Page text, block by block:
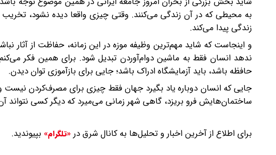
به محیطی که در آن زندگی می‌کنند. وقتی چیزی واقعا دیده نشود،
زندگی پیدا می‌کند.
و اینجاست که شاید مهم‌ترین وظیفه موزه در این زمانه، حفاظت از آثار
ندهد انسان فقط به ماشین دوام‌آوردن تبدیل شود. برای همین فکر می‌کنم
حافظه باشد، باید آزمایشگاه ادراک باشد؛ جایی برای بازآموزی توان دیدن.
جایی که انسان دوباره یاد بگیرد جهان فقط چیزی برای مصرف‌کردن
ساختمان‌هایش فرو بریزد، گاهی شهر زمانی می‌میرد که دیگر کسی نتواند آن
برای اطلاع از آخرین اخبار و تحلیل‌ها به کانال شرق در «تلگرام» بپیوندید.